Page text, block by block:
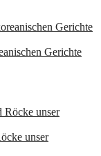
Gerichte
unser